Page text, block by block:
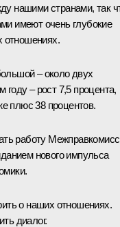
нашими странами, так
имеют очень глубокие
отношениях.
– около двух
– рост 7,5 процента,
плюс 38 процентов.
работу
нового импульса
о наших отношениях.
диалог.